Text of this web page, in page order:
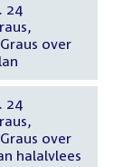
24
over
24
over
halalvlees